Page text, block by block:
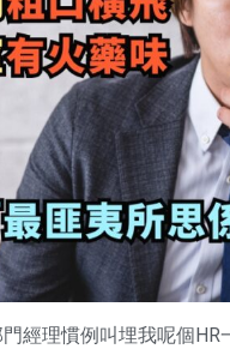
經理慣例叫埋我呢個